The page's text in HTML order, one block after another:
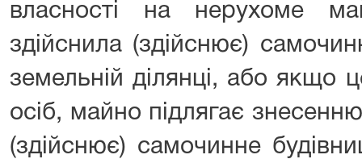
власності на нерухоме
здійснила (здійснює)
земельній ділянці, або якщо
осіб, майно підлягає
(здійснює) самочинне